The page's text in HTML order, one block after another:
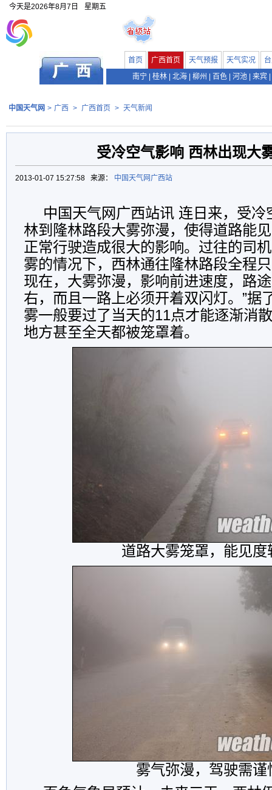
今天是2026年8月7日 星期五
首页 广西首页 天气预报 天气实况
南宁
桂林 北海 柳州 百色 河池 来宾
中国天气网 > 广西 > 广西首页 > 天气新闻
受冷空气影响 西林出现大
2013-01-07 15:27:58 来源： 中国天气网广西站
中国天气网广西站讯 连日来，受冷
林到隆林路段大雾弥漫，使得道路能
正常行驶造成很大的影响。过往的司
雾的情况下，西林通往隆林路段全程
现在，大雾弥漫，影响前进速度，路
右，而且一路上必须开着双闪灯。”据
雾一般要过了当天的11点才能逐渐消
地方甚至全天都被笼罩着。
道路大雾笼罩，能见度
雾气弥漫，驾驶需谨